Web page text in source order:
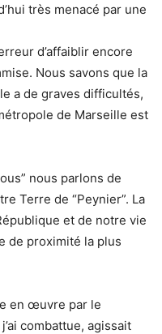
très menacé par une
d’affaiblir encore
Nous savons que la
a de graves difficultés,
de Marseille est
nous parlons de
Terre de “Peynier”. La
et de notre vie
de proximité la plus
en œuvre par le
combattue, agissait